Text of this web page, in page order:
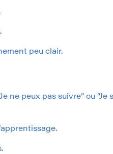
peu clair.
ne peux pas suivre” ou “Je